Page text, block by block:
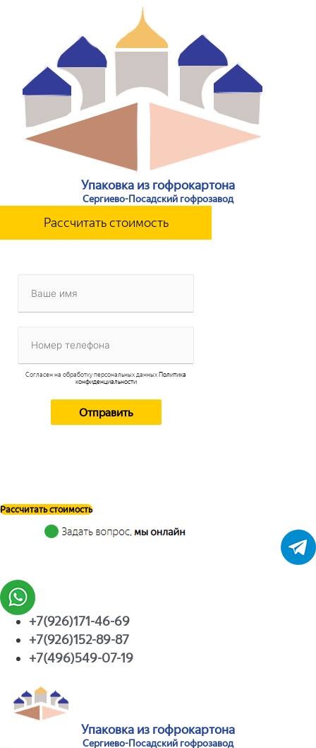
Упаковка из гофрокартона
Сергиево-Посадский гофрозавод
Рассчитать стоимость
Согласен на обработку персональных данныхПолитика
конфиденциальности
Рассчитать стоимость
+7(926)171-46-69
+7(926)152-89-87
+7(496)549-07-19
Упаковка из гофрокартона
Сергиево-Посадский гофрозавод